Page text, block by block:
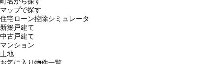
マップで探す
住宅ローン控除シミュレータ
新築戸建て
中古戸建て
マンション
土地
お気に入り物件一覧